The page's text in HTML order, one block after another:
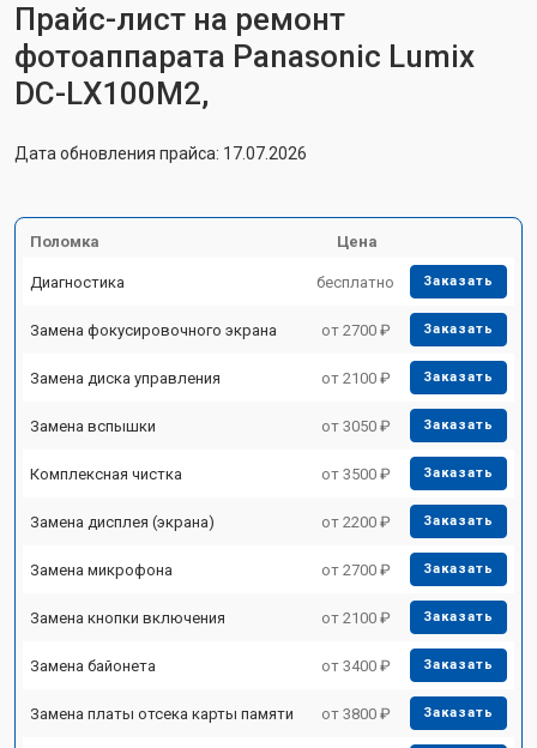
Прайс-лист на ремонт
фотоаппарата Panasonic Lumix
DC-LX100M2,
Дата обновления прайса: 17.07.2026
Поломка Цена
Диагностика бесплатно Заказать
Замена фокусировочного экрана от 2700 ₽ Заказать
Замена диска управления от 2100 ₽ Заказать
Замена вспышки от 3050 ₽ Заказать
Комплексная чистка от 3500 ₽ Заказать
Замена дисплея (экрана) от 2200 ₽ Заказать
Замена микрофона от 2700 ₽ Заказать
Замена кнопки включения от 2100 ₽ Заказать
Замена байонета от 3400 ₽ Заказать
Замена платы отсека карты памяти от 3800 ₽ Заказать